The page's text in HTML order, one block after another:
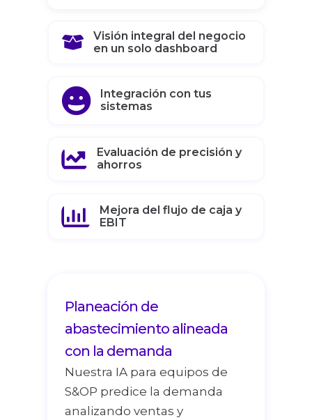
Visión integral del negocio
en un solo dashboard
Integración con tus
sistemas
Evaluación de precisión y
ahorros
Mejora del flujo de caja y
EBIT
Planeación de
abastecimiento alineada
con la demanda
Nuestra IA para equipos de
S&OP predice la demanda
analizando ventas y